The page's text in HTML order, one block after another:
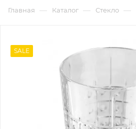
Главная — Каталог — Стекло —
SALE